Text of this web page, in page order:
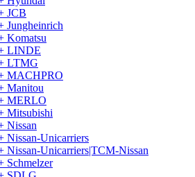
JCB
Jungheinrich
Komatsu
LINDE
LTMG
MACHPRO
Manitou
MERLO
Mitsubishi
Nissan
Nissan-Unicarriers
Nissan-Unicarriers|TCM-Nissan
Schmelzer